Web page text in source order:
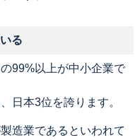
る
99%以上が中小企業で
日本3位を誇ります。
造業であるといわれて